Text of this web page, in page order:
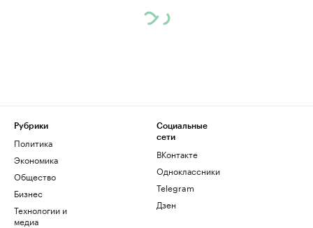
Рубрики
Политика
Экономика
Общество
Бизнес
Технологии и
медиа
Социальные
сети
ВКонтакте
Одноклассники
Telegram
Дзен